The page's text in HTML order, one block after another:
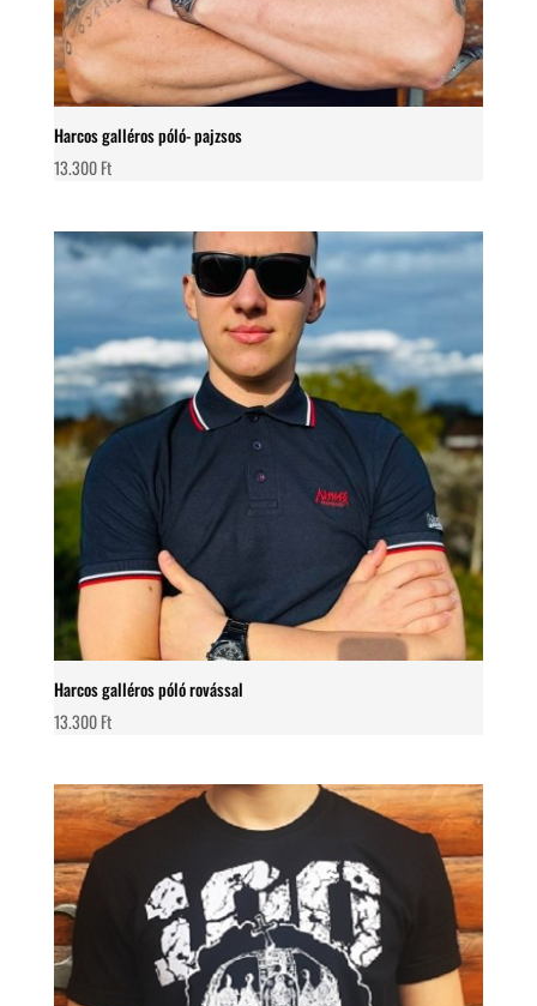
Harcos galléros póló- pajzsos
13.300Ft
Harcos galléros póló rovással
13.300Ft